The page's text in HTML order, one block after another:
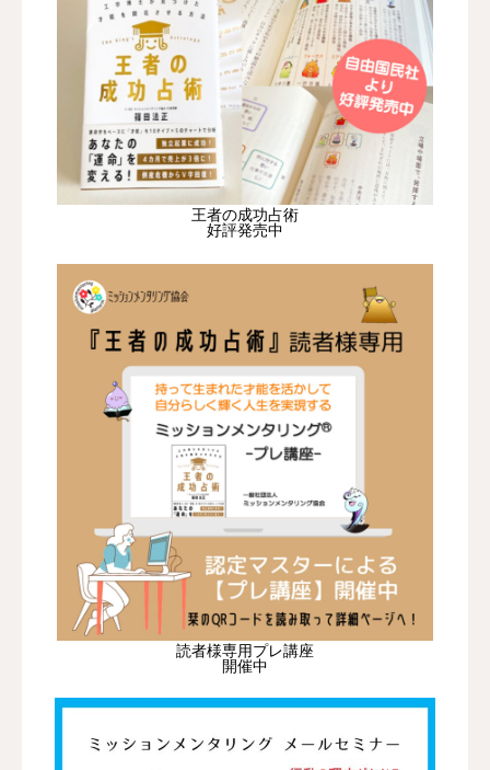
王者の成功占術
好評発売中
読者様専用プレ講座
開催中